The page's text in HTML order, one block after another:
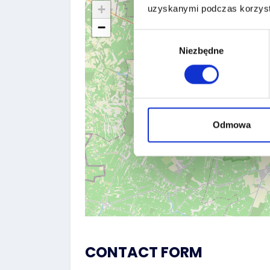
uzyskanymi podczas
Wybór
zgody
Niezbędne
Odmowa
+
−
CONTACT FORM